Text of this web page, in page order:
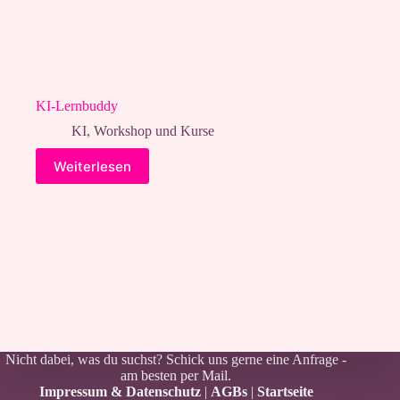
KI-Lernbuddy
KI, Workshop und Kurse
Weiterlesen
Nicht dabei, was du suchst? Schick uns gerne eine Anfrage -
am besten perMail.
Impressum & Datenschutz | AGBs| Startseite